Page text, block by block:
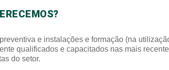
e instalações e formação (na
qualificados e capacitados nas mais
do setor.